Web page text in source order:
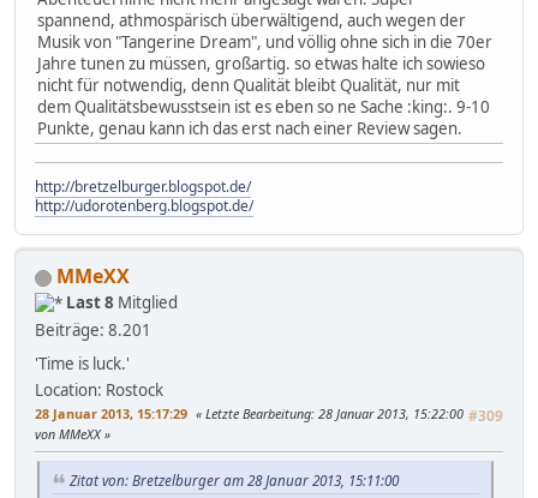
spannend, athmospärisch überwältigend, auch wegen der
Musik von "Tangerine Dream", und völlig ohne sich in die 70er
Jahre tunen zu müssen, großartig. so etwas halte ich sowieso
nicht für notwendig, denn Qualität bleibt Qualität, nur mit
dem Qualitätsbewusstsein ist es eben so ne Sache :king:. 9-10
Punkte, genau kann ich das erst nach einer Review sagen.
http://bretzelburger.blogspot.de/
http://udorotenberg.blogspot.de/
MMeXX
Last 8 Mitglied
Beiträge: 8.201
'Time is luck.'
Location: Rostock
28 Januar 2013, 15:17:29 #309
Letzte Bearbeitung: 28 Januar 2013, 15:22:00
von MMeXX
Zitat von: Bretzelburger am 28 Januar 2013, 15:11:00